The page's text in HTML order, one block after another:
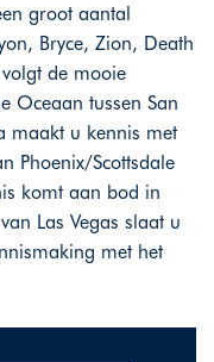
groot aantal
Bryce, Zion, Death
de mooie
Oceaan tussen San
maakt u kennis met
Phoenix/Scottsdale
komt aan bod in
Las Vegas slaat u
met het